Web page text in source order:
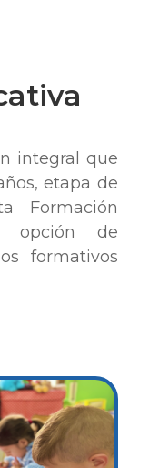
integral que
etapa de
Formación
opción de
formativos